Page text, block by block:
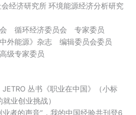
经济研究所 环境能源经济分析研究
会 循环经济委员会 专家委员
外能源》杂志 编辑委员会委员
级专家委员
丛书《职业在中国》（小标
业创业挑战）
者的声音”，我的中国经验共刊登6